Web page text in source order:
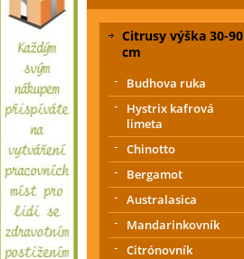
Citrusy výška 30-90
cm
Budhova ruka
Hystrix kafrová
limeta
Chinotto
Bergamot
Australasica
Mandarinkovník
Citrónovník